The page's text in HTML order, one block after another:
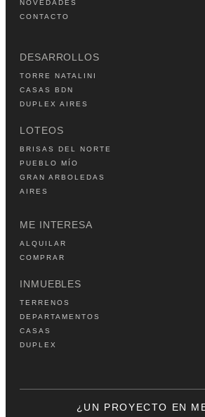
ME INTERESA
ALQUILAR
COMPRAR
INMUEBLES
TERRENOS
DEPARTAMENTOS
CASAS
DUPLEX
NOVEDADES
CONTACTO
DESARROLLOS
TORRE NATALINI
CASAS BDN
DUPLEX AIRES
LOTEOS
BRISAS DEL NORTE
PUEBLO MÍO
GRAN ARBOLEDAS
AIRES
¿UN PROYECTO EN